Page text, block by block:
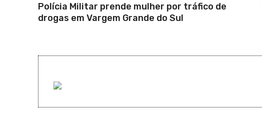
Polícia Militar prende mulher por tráfico de
drogas em Vargem Grande do Sul